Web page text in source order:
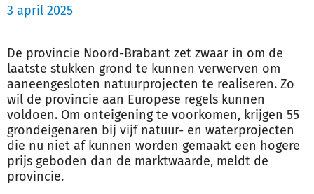
3 april 2025
De provincie Noord-Brabant zet zwaar in om de
laatste stukken grond te kunnen verwerven om
aaneengesloten natuurprojecten te realiseren. Zo
wil de provincie aan Europese regels kunnen
voldoen. Om onteigening te voorkomen, krijgen 55
grondeigenaren bij vijf natuur- en waterprojecten
die nu niet af kunnen worden gemaakt een hogere
prijs geboden dan de marktwaarde, meldt de
provincie.